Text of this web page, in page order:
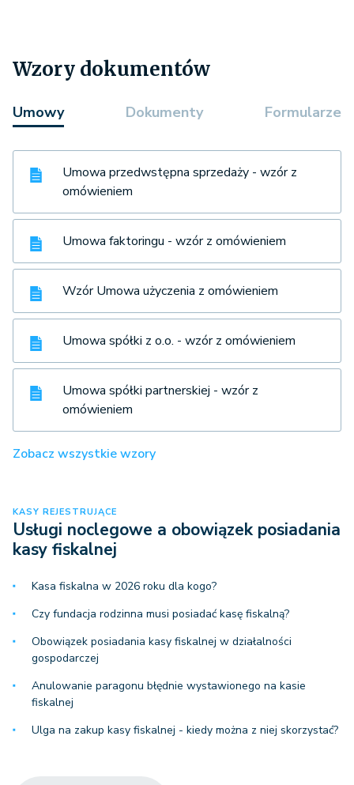
Wzory dokumentów
Umowy Dokumenty Formularze
Umowa przedwstępna sprzedaży - wzór z
omówieniem
Umowa faktoringu - wzór z omówieniem
Wzór Umowa użyczenia z omówieniem
Umowa spółki z o.o. - wzór z omówieniem
Umowa spółki partnerskiej - wzór z
omówieniem
Zobacz wszystkie wzory
KASY REJESTRUJĄCE
Usługi noclegowe a obowiązek posiadania
kasy fiskalnej
Kasa fiskalna w 2026 roku dla kogo?
Czy fundacja rodzinna musi posiadać kasę fiskalną?
Obowiązek posiadania kasy fiskalnej w działalności
gospodarczej
Anulowanie paragonu błędnie wystawionego na kasie
fiskalnej
Ulga na zakup kasy fiskalnej - kiedy można z niej skorzystać?